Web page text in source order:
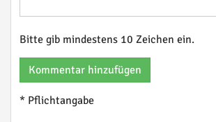
Bitte gib mindestens 10 Zeichen ein.
Kommentar hinzufügen
* Pflichtangabe